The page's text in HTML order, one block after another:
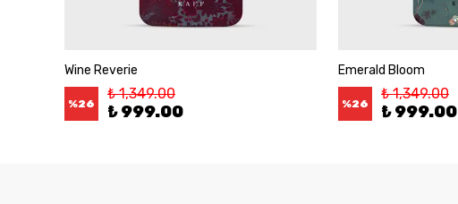
Wine Reverie
%26
₺ 1,349.00
₺ 999.00
Emerald Bloom
%26
₺ 1,349.00
₺ 999.00